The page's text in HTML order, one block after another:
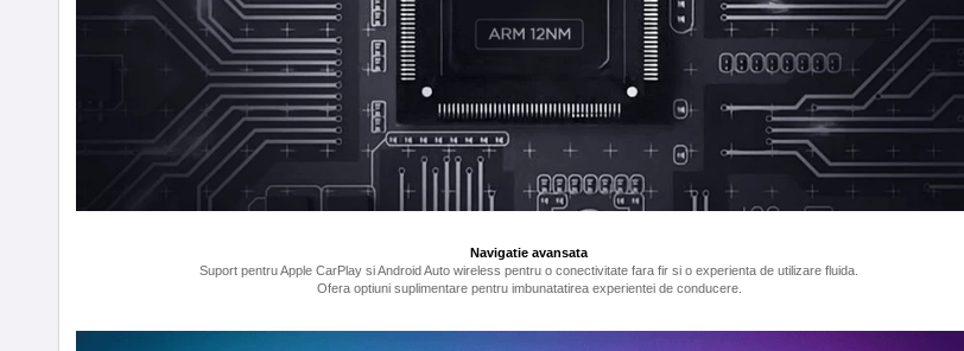
Navigatie avansata
Suport pentru Apple CarPlay si Android Auto wireless pentru o conectivitate fara fir si o experienta de utilizare fluida.
Ofera optiuni suplimentare pentru imbunatatirea experientei de conducere.